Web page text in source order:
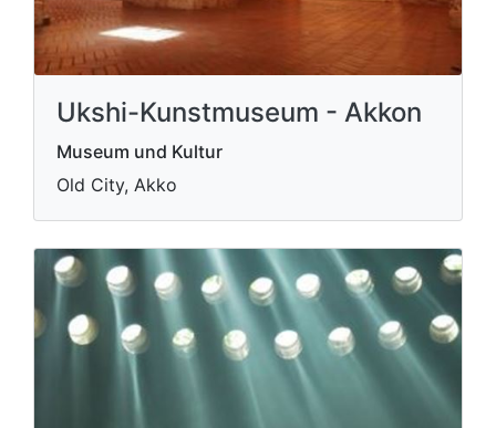
Ukshi-Kunstmuseum - Akkon
Museum und Kultur
Old City, Akko